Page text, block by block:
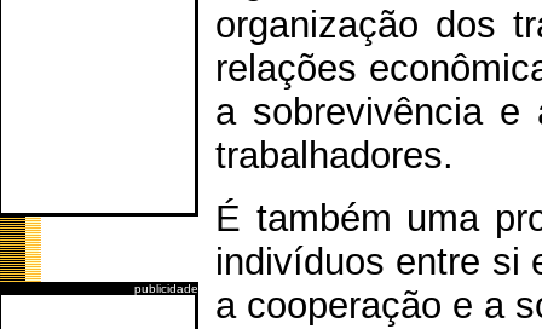
publicidade
organização dos
relações
a sobrevivência e
trabalhadores.
É também uma
indivíduos entre si
a cooperação e a